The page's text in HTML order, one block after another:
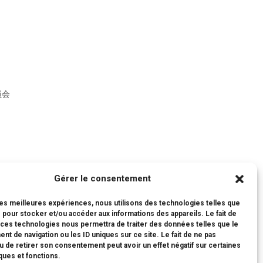
Gérer le consentement
meilleures expériences, nous utilisons des technologies telles que
stocker et/ou accéder aux informations des appareils. Le fait de
technologies nous permettra de traiter des données telles que le
de navigation ou les ID uniques sur ce site. Le fait de ne pas
de retirer son consentement peut avoir un effet négatif sur certaines
et fonctions.